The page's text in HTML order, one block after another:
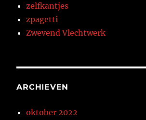
zelfkantjes
zpagetti
Zwevend Vlechtwerk
ARCHIEVEN
oktober 2022